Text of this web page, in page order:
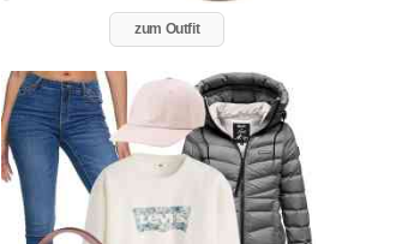
zum Outfit